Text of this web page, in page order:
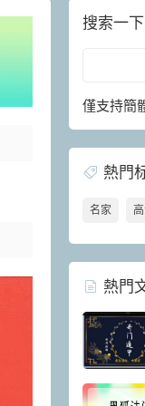
搜索一下
僅支持簡
熱門
名家
熱門